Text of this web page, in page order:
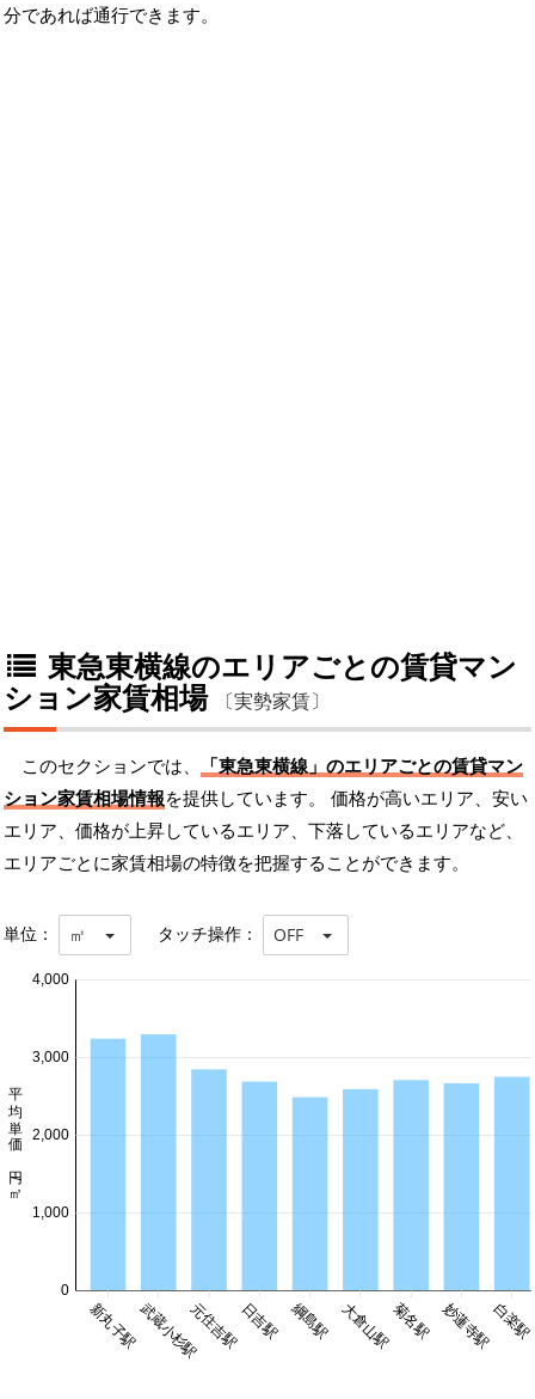
分であれば通行できます。
東急東横線のエリアごとの賃貸マン
ション家賃相場 〔実勢家賃〕
このセクションでは、
「東急東横線」のエリアごとの賃貸マン
ション家賃相場情報を提供しています。 価格が高いエリア、安い
エリア、価格が上昇しているエリア、下落しているエリアなど、
エリアごとに家賃相場の特徴を把握することができます。
単位： ㎡ タッチ操作： OFF
新丸子駅武蔵小杉駅元住吉駅日吉駅 綱島駅 大倉山駅菊名駅 妙蓮寺駅白楽駅
0
1,000
2,000
3,000
4,000
平均単価 円/㎡